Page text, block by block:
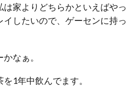
家よりどちらかといえばやっ
イしたいので、ゲーセンに持っ
なぁ。
を1年中飲んでます。